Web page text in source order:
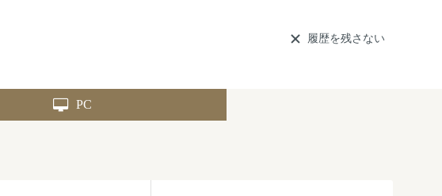
履歴を残さない
PC